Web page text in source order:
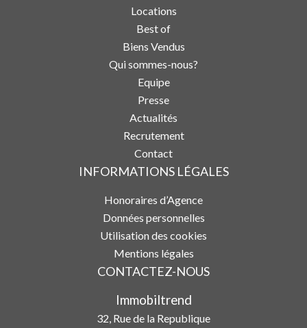
Locations
Best of
Biens Vendus
Qui sommes-nous?
Equipe
Presse
Actualités
Recrutement
Contact
INFORMATIONS LÉGALES
Honoraires d’Agence
Données personnelles
Utilisation des cookies
Mentions légales
CONTACTEZ-NOUS
Immobiltrend
32, Rue de la Republique